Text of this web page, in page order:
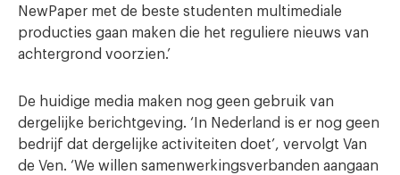
NewPaper met de beste studenten multimediale
producties gaan maken die het reguliere nieuws van
achtergrond voorzien.’
De huidige media maken nog geen gebruik van
dergelijke berichtgeving. ‘In Nederland is er nog geen
bedrijf dat dergelijke activiteiten doet’, vervolgt Van
de Ven. ‘We willen samenwerkingsverbanden aangaan